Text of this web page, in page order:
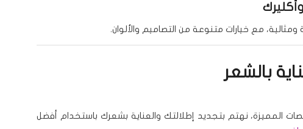
مع خيارات متنوعة من التصاميم والألوان.
بالشعر
المميزة، نهتم بتجديد إطلالتك والعناية بشعرك باستخدام أفضل